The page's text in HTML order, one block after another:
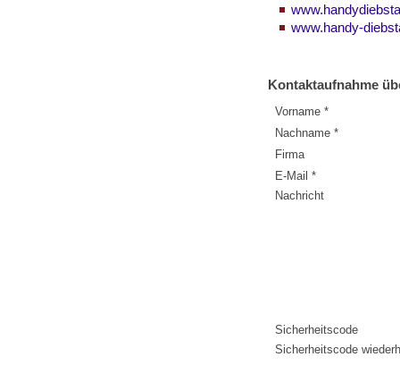
www.handy-
Kontaktaufnahme
Vorname *
Nachname *
Firma
E-Mail *
Nachricht
Sicherheitscode
Sicherheitscode